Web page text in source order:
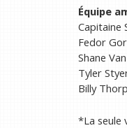
Équipe
Capitaine
Fedor
Shane
Tyler
Billy
*La seule